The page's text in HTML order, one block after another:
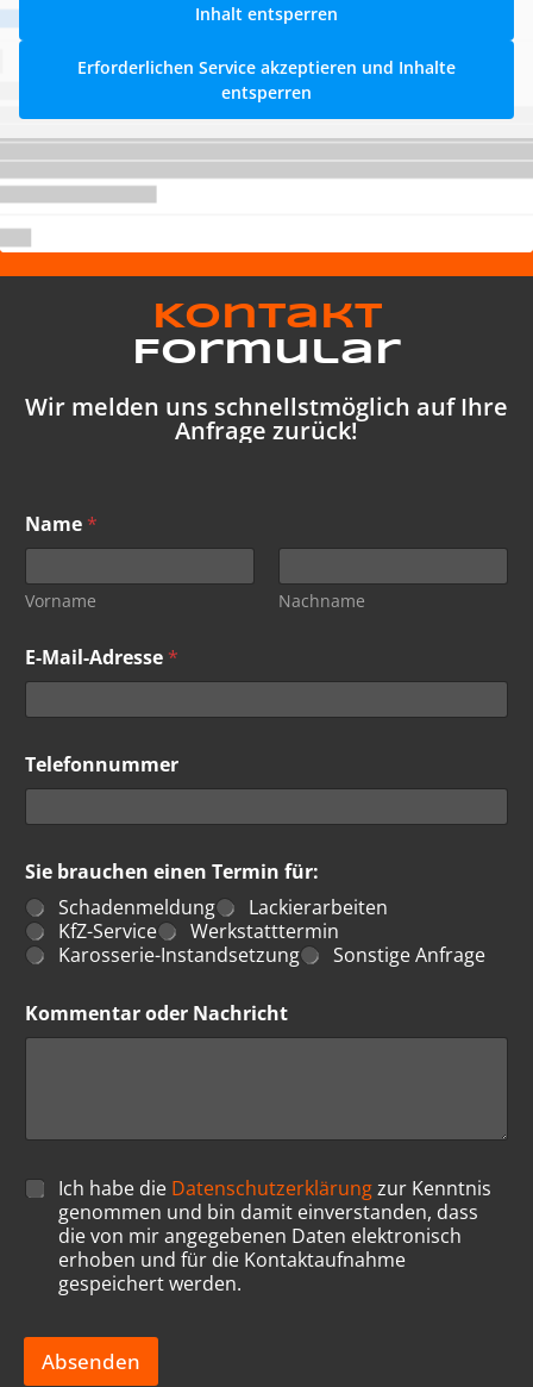
Inhalt entsperren
Erforderlichen Service akzeptieren und Inhalte
entsperren
Kontakt
Formular
Wir melden uns schnellstmöglich auf Ihre
Anfrage zurück!
Name *
Vorname Nachname
E-Mail-Adresse *
Telefonnummer
Sie brauchen einen Termin für:
Schadenmeldung
Lackierarbeiten
KfZ-Service
Werkstatttermin
Karosserie-Instandsetzung
Sonstige Anfrage
Kommentar oder Nachricht
D
h
Ich habe die Datenschutzerklärungzur Kenntnis
genommen und bin damit einverstanden, dass
die von mir angegebenen Daten elektronisch
erhoben und für die Kontaktaufnahme
gespeichert werden.
Absenden